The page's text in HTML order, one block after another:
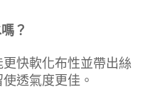
？
快軟化布性並帶出絲
透氣度更佳。